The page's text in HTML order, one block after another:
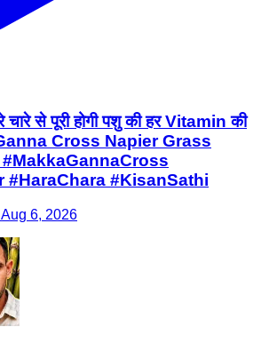
चारे से पूरी होगी पशु की हर Vitamin की
Cross Napier Grass
#HaraChara #KisanSathi
6, 2026